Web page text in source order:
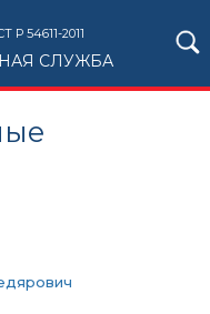
Р 54611-2011
СЛУЖБА